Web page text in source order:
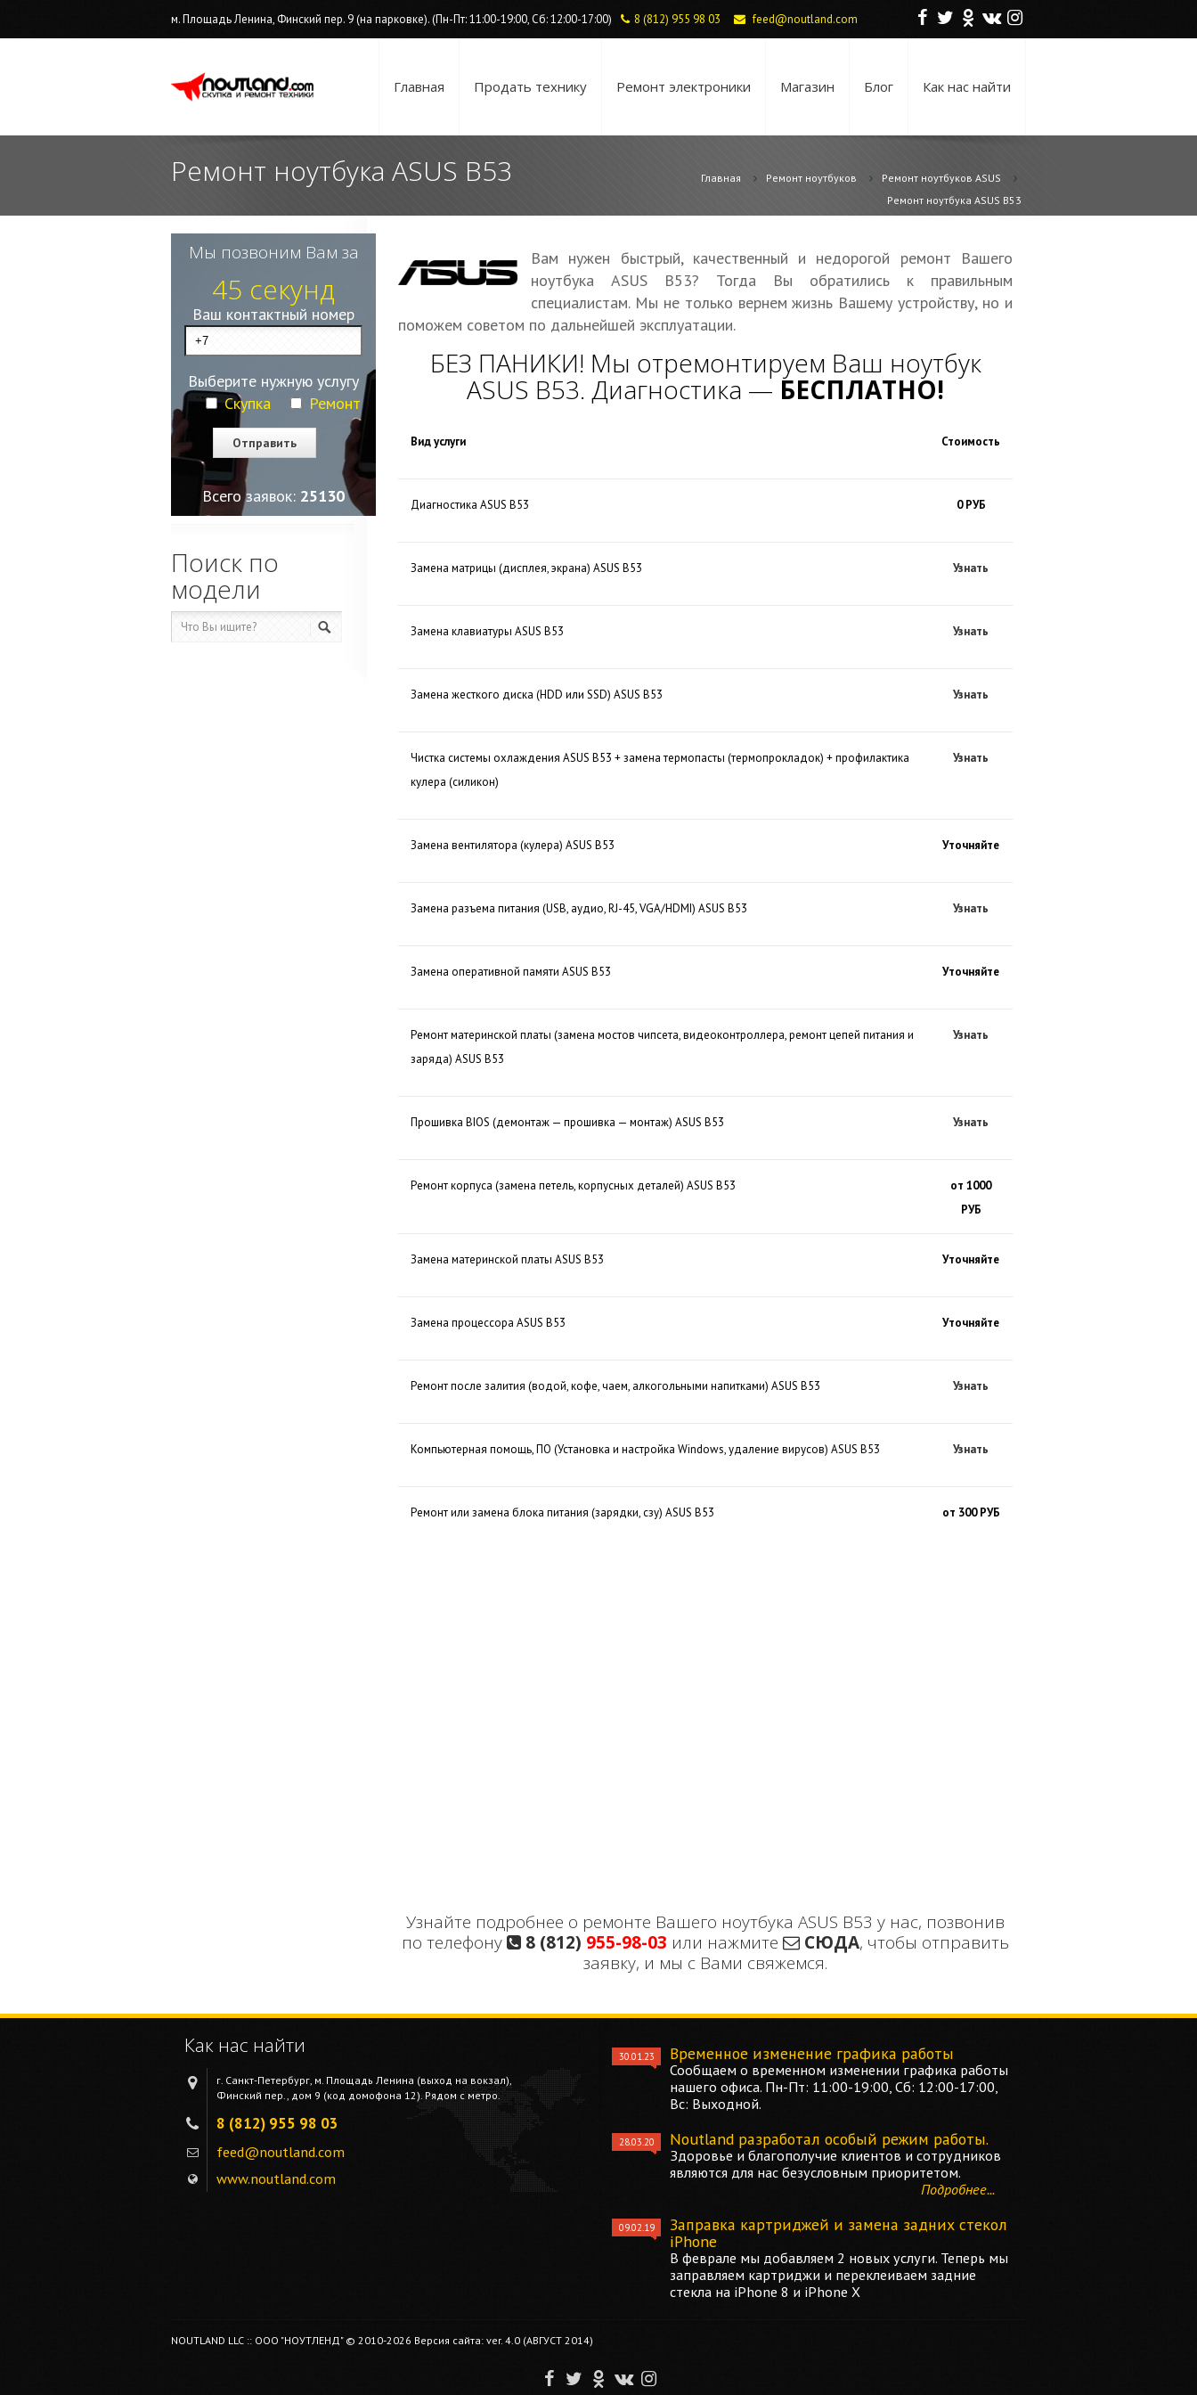
F T O V I
м. Площадь Ленина, Финский пер. 9 (на парковке). (Пн-Пт: 11:00-19:00, Сб: 12:00-17:00) 8 (812) 955 98 03 feed@noutland.com
Главная Продать технику Ремонт электроники Магазин Блог Как нас найти
Ремонт ноутбука ASUS B53 Главная Ремонт ноутбуков
Ремонт ноутбуков ASUS
Ремонт ноутбука ASUS B53
Вам нужен быстрый, качественный и недорогой ремонт Вашего
ноутбука ASUS B53? Тогда Вы обратились к правильным
специалистам. Мы не только вернем жизнь Вашему устройству, но и
поможем советом по дальнейшей эксплуатации.
БЕЗ ПАНИКИ! Мы отремонтируем Ваш ноутбук
ASUS B53. Диагностика — БЕСПЛАТНО!
Вид услуги Стоимость
Диагностика ASUS B53 0 РУБ
Замена матрицы (дисплея, экрана) ASUS B53 Узнать
Замена клавиатуры ASUS B53 Узнать
Замена жесткого диска (HDD или SSD) ASUS B53 Узнать
Чистка системы охлаждения ASUS B53 + замена термопасты (термопрокладок) + профилактика
кулера (силикон)
Узнать
Замена вентилятора (кулера) ASUS B53 Уточняйте
Замена разъема питания (USB, аудио, RJ-45, VGA/HDMI) ASUS B53 Узнать
Замена оперативной памяти ASUS B53 Уточняйте
Ремонт материнской платы (замена мостов чипсета, видеоконтроллера, ремонт цепей питания и
заряда) ASUS B53
Узнать
Прошивка BIOS (демонтаж — прошивка — монтаж) ASUS B53 Узнать
Ремонт корпуса (замена петель, корпусных деталей) ASUS B53
от 1000
РУБ
Замена материнской платы ASUS B53 Уточняйте
Замена процессора ASUS B53 Уточняйте
Ремонт после залития (водой, кофе, чаем, алкогольными напитками) ASUS B53 Узнать
Компьютерная помощь, ПО (Установка и настройка Windows, удаление вирусов) ASUS B53 Узнать
Ремонт или замена блока питания (зарядки, сзу) ASUS B53 от 300 РУБ
Узнайте подробнее о ремонте Вашего ноутбука ASUS B53 у нас, позвонив
по телефону
8 (812) 955-98-03 или нажмите СЮДА, чтобы отправить
заявку, и мы с Вами свяжемся.
Мы позвоним Вам за
45 секунд
Ваш контактный номер
Выберите нужную услугу
Скупка
Ремонт
Всего заявок: 25130
Поиск по
модели
Как нас найти
г. Санкт-Петербург, м. Площадь Ленина (выход на вокзал),
Финский пер., дом 9 (код домофона 12). Рядом с метро.
8 (812) 955 98 03
feed@noutland.com
www.noutland.com
30.01.23 Временное изменение графика работы
Сообщаем о временном изменении графика работы
нашего офиса. Пн-Пт: 11:00-19:00, Сб: 12:00-17:00,
Вс: Выходной.
28.03.20 Noutland разработал особый режим работы.
Здоровье и благополучие клиентов и сотрудников
являются для нас безусловным приоритетом.
Подробнее...
09.02.19
Заправка картриджей и замена задних стекол
iPhone
В феврале мы добавляем 2 новых услуги. Теперь мы
заправляем картриджи и переклеиваем задние
стекла на iPhone 8 и iPhone X
NOUTLAND LLC :: ООО "НОУТЛЕНД" © 2010-2026 Версия сайта: ver. 4.0 (АВГУСТ 2014)
F T O V I